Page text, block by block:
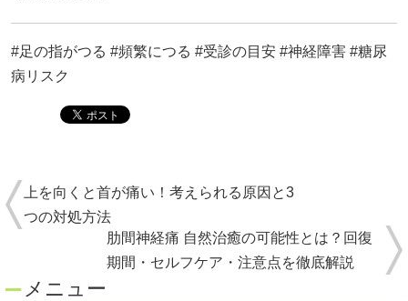
#足の指がつる #頻繁につる #受診の目安 #神経障害 #糖尿
病リスク
上を向くと首が痛い！考えられる原因と3
つの対処方法
肋間神経痛 自然治癒の可能性とは？回復
期間・セルフケア・注意点を徹底解説
メニュー